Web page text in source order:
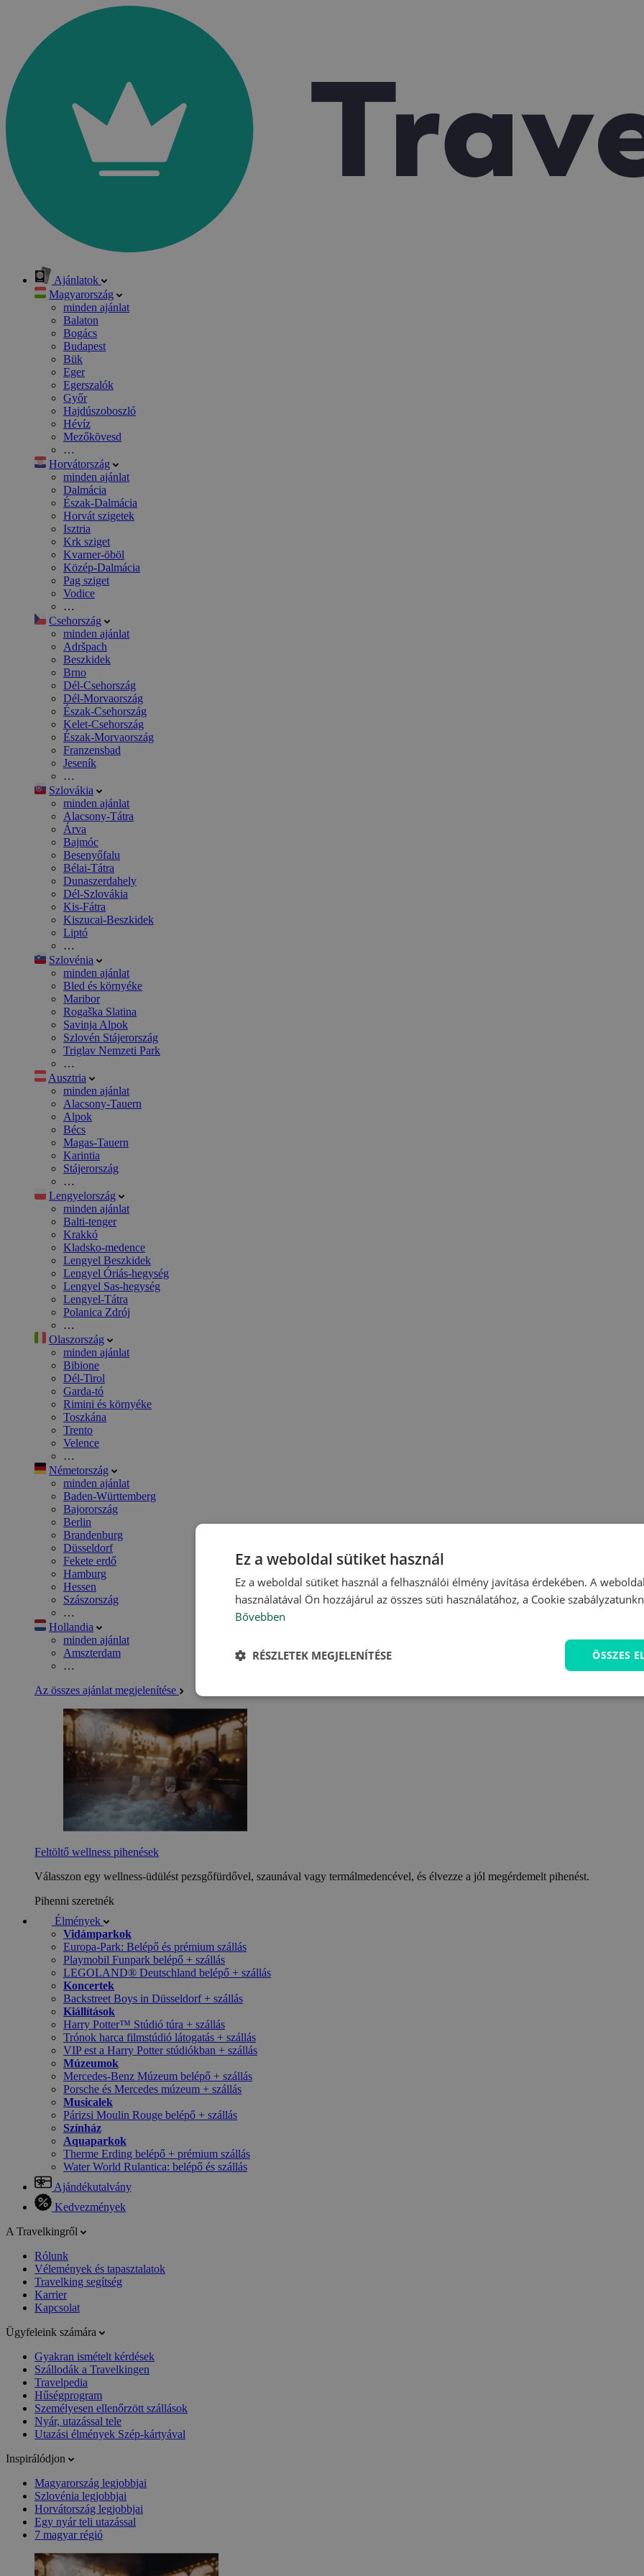
Ajánlatok
Magyarország
minden ajánlat
Balaton
Bogács
Budapest
Bük
Eger
Egerszalók
Győr
Hajdúszoboszló
Hévíz
Mezőkövesd
…
Horvátország
minden ajánlat
Dalmácia
Észak-Dalmácia
Horvát szigetek
Isztria
Krk sziget
Kvarner-öböl
Közép-Dalmácia
Pag sziget
Vodice
…
Csehország
minden ajánlat
Adršpach
Beszkidek
Brno
Dél-Csehország
Dél-Morvaország
Észak-Csehország
Kelet-Csehország
Észak-Morvaország
Franzensbad
Jeseník
…
Szlovákia
minden ajánlat
Alacsony-Tátra
Árva
Bajmóc
Besenyőfalu
Bélai-Tátra
Dunaszerdahely
Dél-Szlovákia
Kis-Fátra
Kiszucai-Beszkidek
Liptó
…
Szlovénia
minden ajánlat
Bled és környéke
Maribor
Rogaška Slatina
Savinja Alpok
Szlovén Stájerország
Triglav Nemzeti Park
…
Ausztria
minden ajánlat
Alacsony-Tauern
Alpok
Bécs
Magas-Tauern
Karintia
Stájerország
…
Lengyelország
minden ajánlat
Balti-tenger
Krakkó
Kladsko-medence
Lengyel Beszkidek
Lengyel Óriás-hegység
Lengyel Sas-hegység
Lengyel-Tátra
Polanica Zdrój
…
Olaszország
minden ajánlat
Bibione
Dél-Tirol
Garda-tó
Rimini és környéke
Toszkána
Trento
Velence
…
Németország
minden ajánlat
Baden-Württemberg
Bajorország
Berlin
Brandenburg
Düsseldorf
Fekete erdő
Hamburg
Hessen
Szászország
…
Hollandia
minden ajánlat
Amszterdam
…
Az összes ajánlat megjelenítése
Feltöltő wellness pihenések
Válasszon egy wellness-üdülést pezsgőfürdővel, szaunával vagy termálmedencével, és élvezze a jól megérdemelt pihenést.
Pihenni szeretnék
Élmények
Vidámparkok
Europa-Park: Belépő és prémium szállás
Playmobil Funpark belépő + szállás
LEGOLAND® Deutschland belépő + szállás
Koncertek
Backstreet Boys in Düsseldorf + szállás
Kiállítások
Harry Potter™ Stúdió túra + szállás
Trónok harca filmstúdió látogatás + szállás
VIP est a Harry Potter stúdiókban + szállás
Múzeumok
Mercedes-Benz Múzeum belépő + szállás
Porsche és Mercedes múzeum + szállás
Musicalek
Párizsi Moulin Rouge belépő + szállás
Színház
Aquaparkok
Therme Erding belépő + prémium szállás
Water World Rulantica: belépő és szállás
Ajándékutalvány
Kedvezmények
A Travelkingről
Rólunk
Vélemények és tapasztalatok
Travelking segítség
Karrier
Kapcsolat
Ügyfeleink számára
Gyakran ismételt kérdések
Szállodák a Travelkingen
Travelpedia
Hűségprogram
Személyesen ellenőrzött szállások
Nyár, utazással tele
Utazási élmények Szép-kártyával
Inspirálódjon
Magyarország legjobbjai
Szlovénia legjobbjai
Horvátország legjobbjai
Egy nyár teli utazással
7 magyar régió
Ez a weboldal sütiket használ
Ez a weboldal sütiket használ a felhasználói élmény javítása érdekében. A
használatával Ön hozzájárul az összes süti használatához, a Cookie
Bővebben
ÖSSZES
RÉSZLETEK MEGJELENÍTÉSE